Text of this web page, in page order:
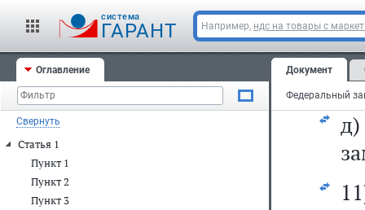
cистема
ГАРАНТ Например, ндс на товары с
Оглавление
Свернуть
Статья 1
Пункт 1
Пункт 2
Пункт 3
Документ